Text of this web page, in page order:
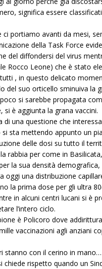
significa essere
ci portiamo avanti da mesi,
della Task Force
del diffondersi del virus
Rocco Leone) che è stato
, in questo delicato
del suo orticello sminuiva la
si sarebbe propagata
si è aggiunta la grana vaccini.
una questione che interessa
si sta mettendo appunto un
delle dosi su tutto il
rabbia per come in
la sua densità demografica,
oggi una distribuzione
la prima dose per gli ultra
in alcuni centri lucani si è
l’intero ciclo.
è Policoro dove
vaccinazioni agli anziani
stanno con il cerino in mano…
chiede rispetto quando un